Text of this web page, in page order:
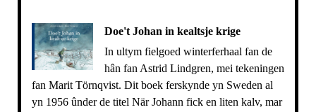
Doe't Johan in kealtsje krige
In ultym fielgoed winterferhaal fan de
hân fan Astrid Lindgren, mei tekeningen
fan Marit Törnqvist. Dit boek ferskynde yn Sweden al
yn 1956 ûnder de titel När Johann fick en liten kalv, mar